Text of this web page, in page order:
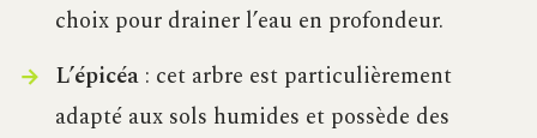
choix pour drainer l’eau en profondeur.
L’épicéa: cet arbre est particulièrement
adapté aux sols humides et possède des